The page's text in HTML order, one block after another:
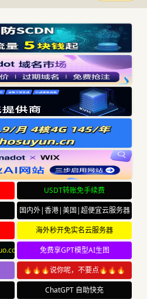
USDT转账免手续费
国内外|香港|美国|超便宜云服务器
海外秒开免实名云服务器
免费享GPT模型AI生图
🔥🔥🔥说你呢，不要点🔥🔥🔥
ChatGPT 自助快充